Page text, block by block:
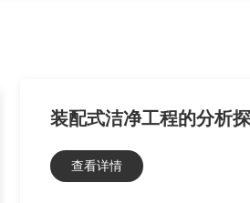
装配式洁净工程的分析
查看详情